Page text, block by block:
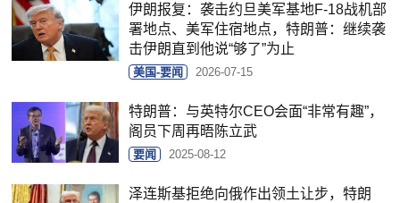
伊朗报复：袭击约旦美军基地F-18战机部
署地点、美军住宿地点，特朗普：继续袭
击伊朗直到他说“够了”为止
美国-要闻 2026-07-15
特朗普：与英特尔CEO会面“非常有趣”，
阁员下周再晤陈立武
要闻 2025-08-12
泽连斯基拒绝向俄作出领土让步，特朗